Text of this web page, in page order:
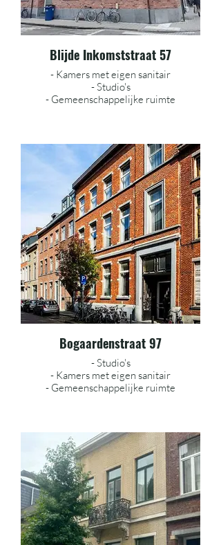
Blijde Inkomststraat 57
- Kamers met eigen sanitair
- Studio's
- Gemeenschappelijke ruimte
Bogaardenstraat 97
- Studio's
- Kamers met eigen sanitair
- Gemeenschappelijke ruimte